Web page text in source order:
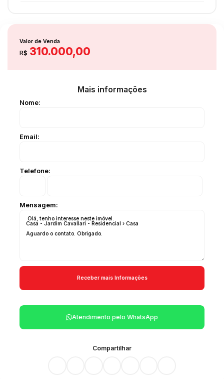
R$ 310.000,00
Valor de Venda
Mais informações
Nome:
Email:
Telefone:
Mensagem:
Atendimento pelo WhatsApp
Compartilhar